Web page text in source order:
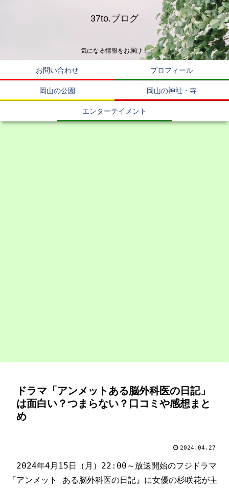
37to.ブログ
気になる情報をお届け！
お問い合わせ プロフィール
岡山の公園 岡山の神社・寺
エンターテイメント
ドラマ「アンメットある脳外科医の日記」
は面白い？つまらない？口コミや感想まと
め
2024.04.27
2024年4月15日（月）22:00～放送開始のフジドラマ
『アンメット ある脳外科医の日記』に女優の杉咲花が主